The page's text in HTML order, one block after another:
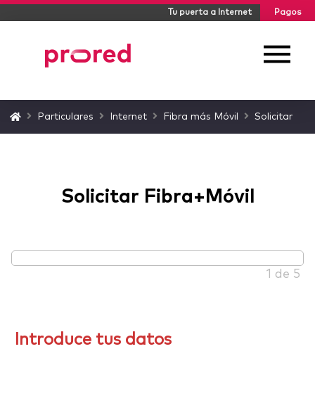
Tu puerta a Internet Pagos
HomeParticulares Internet Fibra más Móvil Solicitar
Solicitar Fibra+Móvil
1 de 5
Introduce tus datos